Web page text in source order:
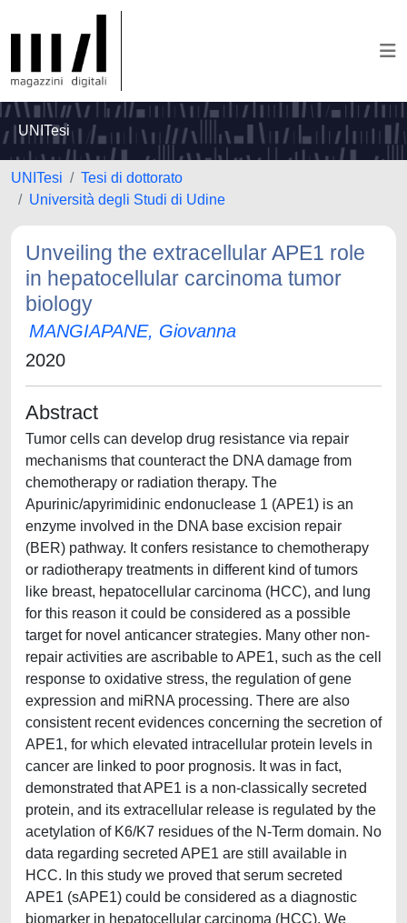
UNITesi
UNITesi
Tesi di dottorato
Università degli Studi di Udine
Unveiling the extracellular APE1 role
in hepatocellular carcinoma tumor
biology
MANGIAPANE, Giovanna
2020
Abstract
Tumor cells can develop drug resistance via repair
mechanisms that counteract the DNA damage from
chemotherapy or radiation therapy. The
Apurinic/apyrimidinic endonuclease 1 (APE1) is an
enzyme involved in the DNA base excision repair
(BER) pathway. It confers resistance to chemotherapy
or radiotherapy treatments in different kind of tumors
like breast, hepatocellular carcinoma (HCC), and lung
for this reason it could be considered as a possible
target for novel anticancer strategies. Many other non-
repair activities are ascribable to APE1, such as the cell
response to oxidative stress, the regulation of gene
expression and miRNA processing. There are also
consistent recent evidences concerning the secretion of
APE1, for which elevated intracellular protein levels in
cancer are linked to poor prognosis. It was in fact,
demonstrated that APE1 is a non-classically secreted
protein, and its extracellular release is regulated by the
acetylation of K6/K7 residues of the N-Term domain. No
data regarding secreted APE1 are still available in
HCC. In this study we proved that serum secreted
APE1 (sAPE1) could be considered as a diagnostic
biomarker in hepatocellular carcinoma (HCC). We